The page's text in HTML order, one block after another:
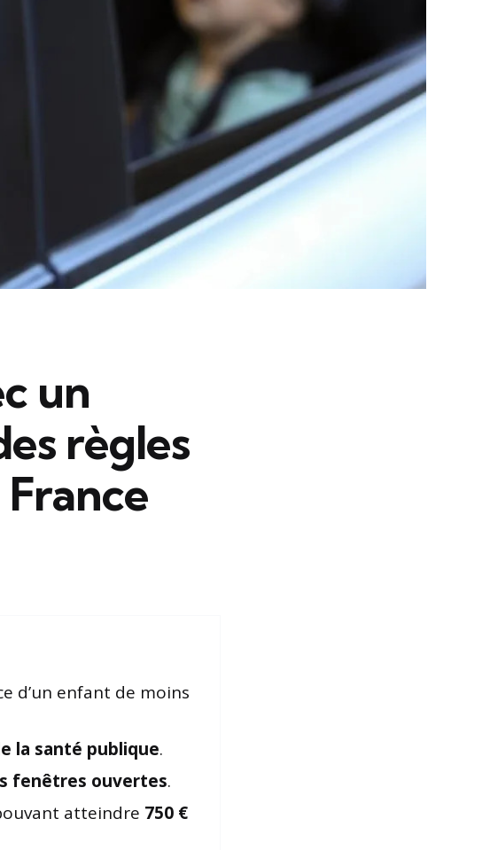
un
règles
d’un enfant de moins
la santé publique.
fenêtres ouvertes.
atteindre 750 €